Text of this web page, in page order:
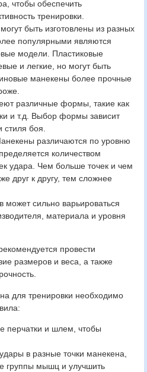
чтобы обеспечить
тренировки.
быть изготовлены из разных
популярными являются
модели. Пластиковые
и легкие, но могут быть
манекены более прочные
различные формы, такие как
и т.д. Выбор формы зависит
стиля боя.
различаются по уровню
количеством
удара. Чем больше точек и чем
друг к другу, тем сложнее
сильно варьироваться
материала и уровня
провести
размеров и веса, а также
для тренировки необходимо
перчатки и шлем, чтобы
в разные точки манекена,
группы мышц и улучшить